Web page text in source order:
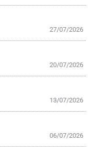
27/07/2026
20/07/2026
13/07/2026
06/07/2026